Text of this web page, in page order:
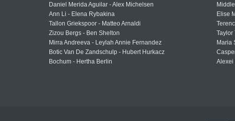
Daniel Merida Aguilar - Alex Michelsen
Ann Li - Elena Rybakina
Tallon Griekspoor - Matteo Arnaldi
Zizou Bergs - Ben Shelton
Mirra Andreeva - Leylah Annie Fernandez
Botic Van De Zandschulp - Hubert Hurkacz
Bochum - Hertha Berlin
Elise
Taylor
Maria
Alexei